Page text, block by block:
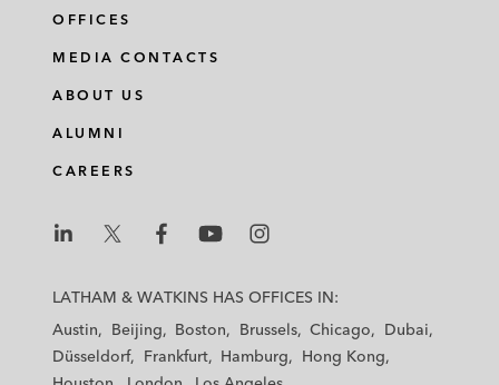
OFFICES
MEDIA CONTACTS
ABOUT US
ALUMNI
CAREERS
a
a
h
a
h
a
a
LATHAM & WATKINS HAS OFFICES IN:
Austin
Beijing Boston Brussels Chicago
Dubai
Düsseldorf
Frankfurt Hamburg
Hong Kong